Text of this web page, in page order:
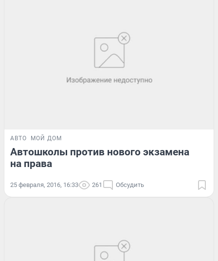
АВТО МОЙ ДОМ
Автошколы против нового экзамена
на права
25 февраля, 2016, 16:33 261 Обсудить